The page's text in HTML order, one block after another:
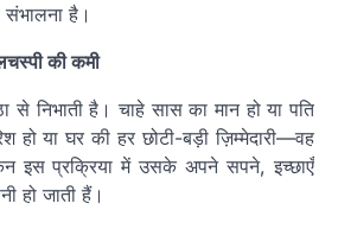
है।
की कमी
से निभाती है। चाहे सास का मान हो या पति
हो या घर की हर छोटी-बड़ी ज़िम्मेदारी—वह
इस प्रक्रिया में उसके अपने सपने, इच्छाएँ
हो जाती हैं।